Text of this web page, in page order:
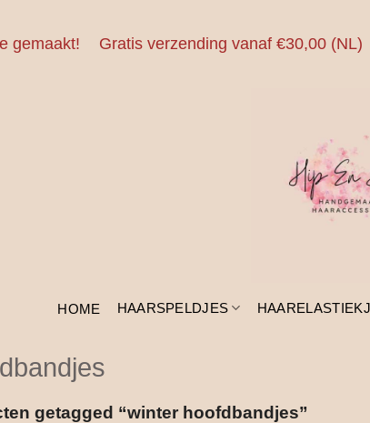
gemaakt! Gratis verzending vanaf €30,00 (NL)
HOME HAARSPELDJES
getagged “winter hoofdbandjes”